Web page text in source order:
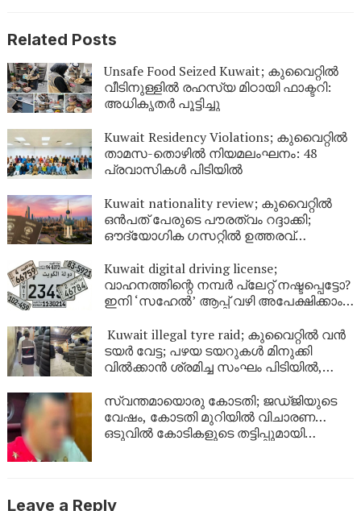
Related Posts
Unsafe Food Seized Kuwait; കുവൈറ്റിൽ
വീടിനുള്ളിൽ രഹസ്യ മിഠായി ഫാക്ടറി:
അധികൃതർ പൂട്ടിച്ചു
Kuwait Residency Violations; കുവൈറ്റിൽ
താമസ-തൊഴിൽ നിയമലംഘനം: 48
പ്രവാസികൾ പിടിയിൽ
Kuwait nationality review; കുവൈറ്റിൽ
ഒൻപത് പേരുടെ പൗരത്വം റദ്ദാക്കി;
ഔദ്യോഗിക ഗസറ്റിൽ ഉത്തരവ്
Kuwait digital driving license;
വാഹനത്തിന്റെ നമ്പര്‍ പ്ലേറ്റ് നഷ്ടപ്പെട്ടോ?
ഇനി ‘സഹേൽ’ ആപ്പ് വഴി അപേക്ഷിക്കാം;
ഉടൻ
Kuwait illegal tyre raid; കുവൈറ്റിൽ വൻ
ടയർ വേട്ട; പഴയ ടയറുകൾ മിനുക്കി
വിൽക്കാൻ ശ്രമിച്ച സംഘം പിടിയിൽ,
ടയറുകൾ
സ്വന്തമായൊരു കോടതി; ജഡ്ജിയുടെ
വേഷം, കോടതി മുറിയിൽ വിചാരണ…
ഒടുവിൽ കോടികളുടെ തട്ടിപ്പുമായി
Leave a Reply